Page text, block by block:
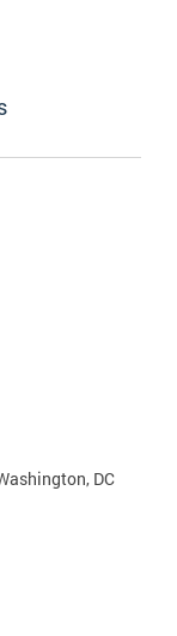
DC